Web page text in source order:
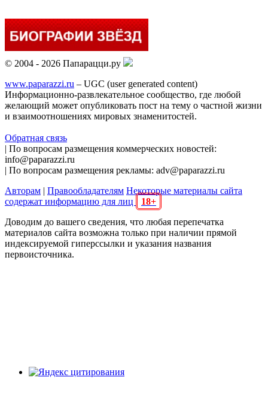
© 2004 - 2026 Папарацци.ру
www.paparazzi.ru – UGC (user generated content)
Информационно-развлекательное сообщество, где любой
желающий может опубликовать пост на тему о частной жизни
и взаимоотношениях мировых знаменитостей.
Обратная связь
| По вопросам размещения коммерческих новостей:
info@paparazzi.ru
| По вопросам размещения рекламы: adv@paparazzi.ru
Авторам | Правообладателям Некоторые материалы сайта
содержат информацию для лиц
18+
Доводим до вашего сведения, что любая перепечатка
материалов сайта возможна только при наличии прямой
индексируемой гиперссылки и указания названия
первоисточника.